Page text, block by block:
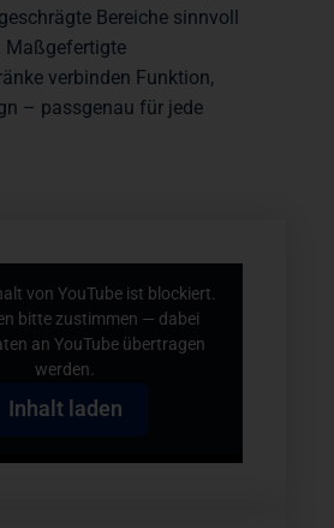
Bereiche sinnvoll
Maßgefertigte
verbinden Funktion,
– passgenau für jede
von YouTube ist blockiert.
bitte zustimmen — dabei
an YouTube übertragen
werden.
Inhalt laden